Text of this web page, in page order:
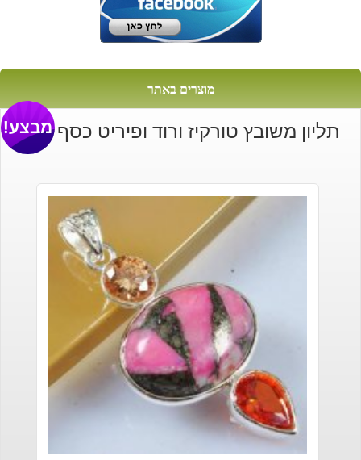
מוצרים באתר
תליון משובץ טורקיז ורוד ופיריט כסף 925מבצע!